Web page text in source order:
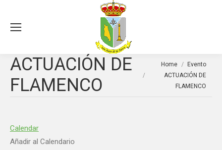
ACTUACIÓN DE
FLAMENCO
You are here:
Home
Evento
ACTUACIÓN DE
FLAMENCO
Calendar
Añadir al Calendario